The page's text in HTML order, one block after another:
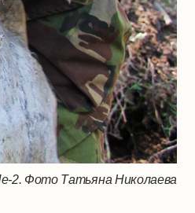
2. Фото Татьяна Николаева